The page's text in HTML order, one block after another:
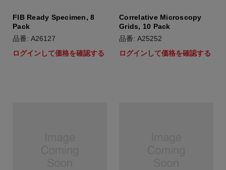
FIB Ready Specimen, 8
Pack
品番: A26127
ログインして価格を確認する
Correlative Microscopy
Grids, 10 Pack
品番: A25252
ログインして価格を確認する